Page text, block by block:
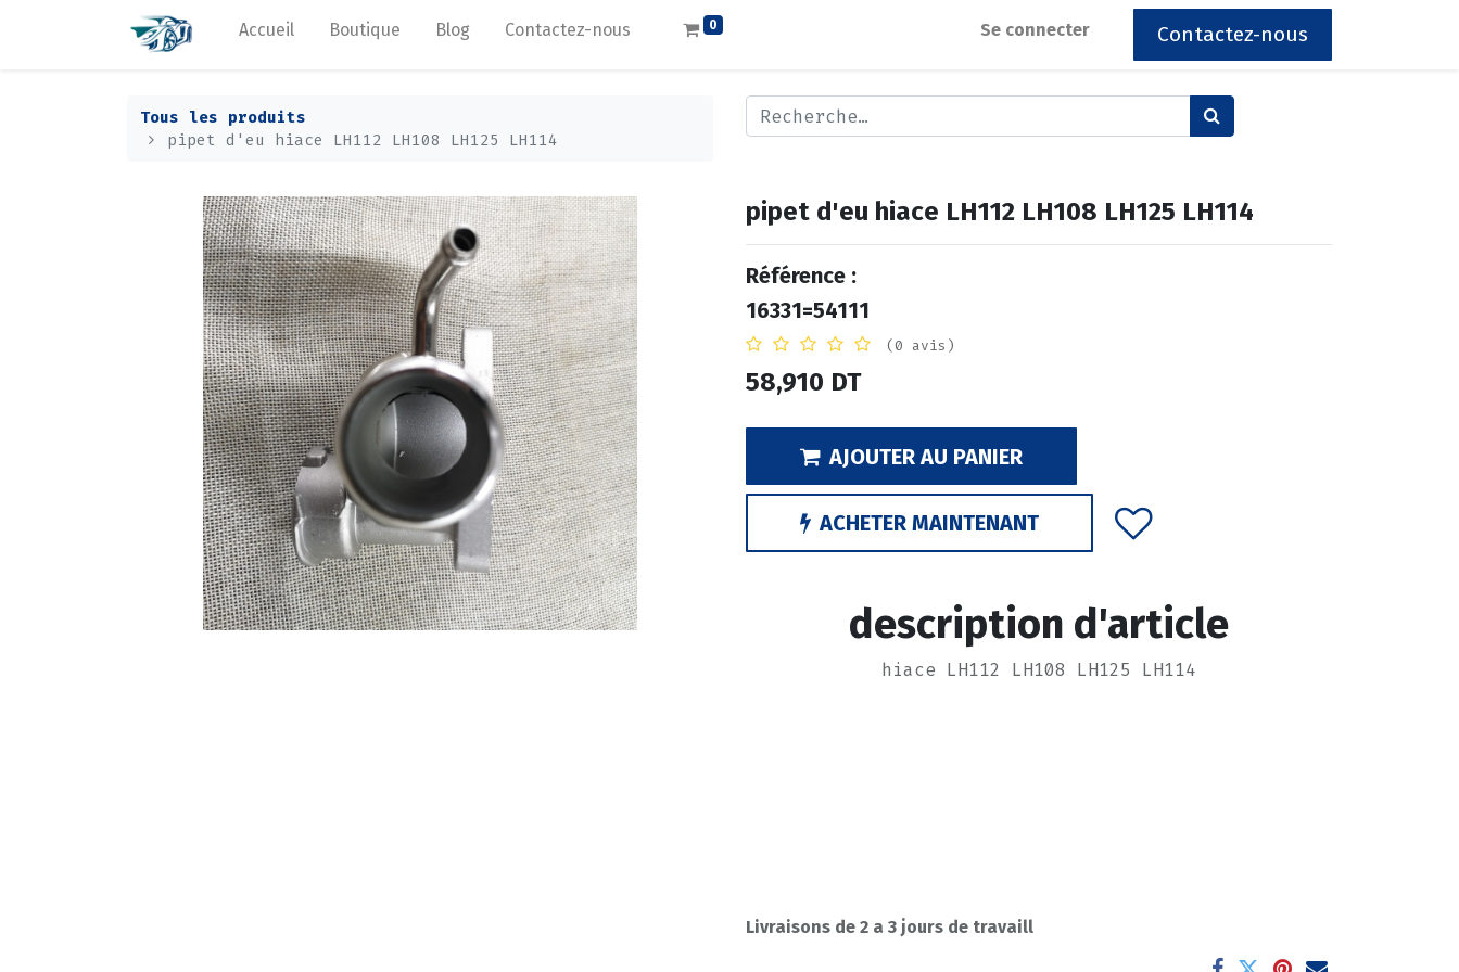
Accueil Boutique Blog Contactez-nous 0 Se connecter Contactez-nous
Tous les produits
pipet d'eu hiace LH112 LH108 LH125 LH114
pipet d'eu hiace LH112 LH108 LH125 LH114
Référence :
16331=54111
(0 avis)
58,910 DT
AJOUTER AU PANIER
ACHETER MAINTENANT
description d'article
hiace LH112 LH108 LH125 LH114
Livraisons de 2 a 3 jours de travaill